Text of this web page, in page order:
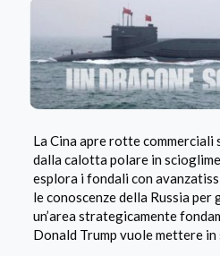
La Cina apre rotte commerciali
dalla calotta polare in
esplora i fondali con
le conoscenze della Russia
un’area strategicamente
Donald Trump vuole mettere